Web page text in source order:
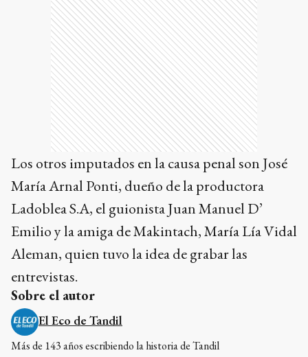
Los otros imputados en la causa penal son José
María Arnal Ponti, dueño de la productora
Ladoblea S.A, el guionista Juan Manuel D’
Emilio y la amiga de Makintach, María Lía Vidal
Aleman, quien tuvo la idea de grabar las
entrevistas.
Sobre el autor
El Eco de Tandil
Más de 143 años escribiendo la historia de Tandil